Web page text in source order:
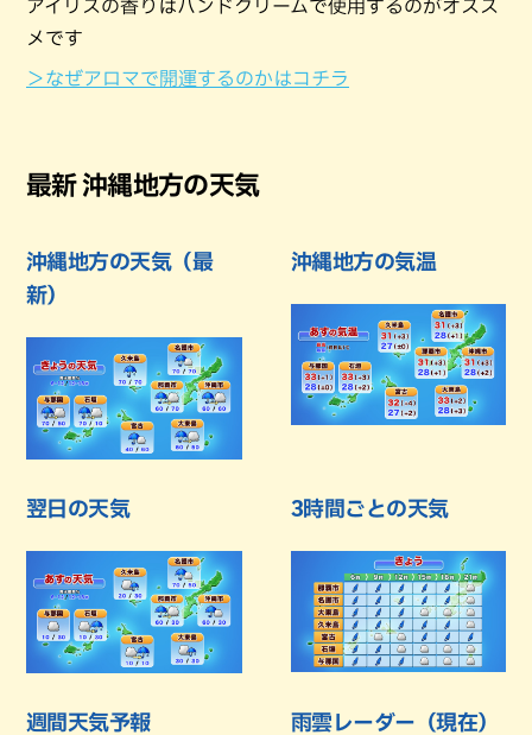
アイリスの香りはハンドクリームで使用するのがオスス
メです
＞なぜアロマで開運するのかはコチラ
最新 沖縄地方の天気
沖縄地方の天気（最
新）
沖縄地方の気温
翌日の天気 3時間ごとの天気
週間天気予報 雨雲レーダー（現在）